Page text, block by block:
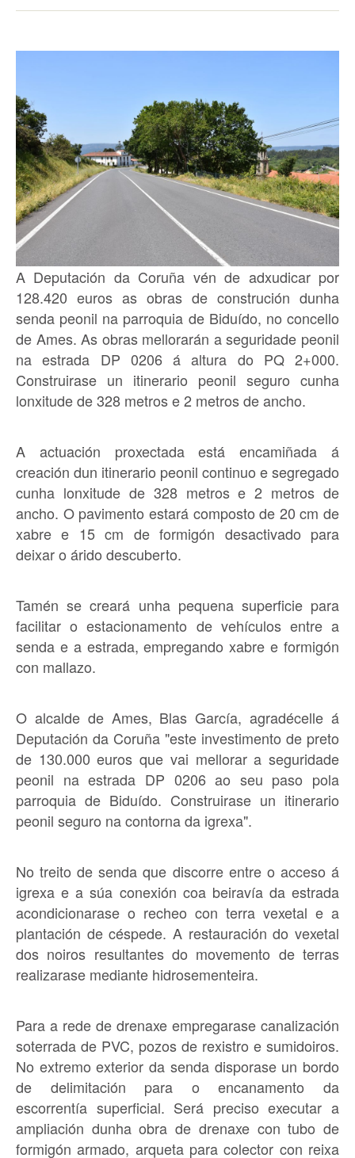
A Deputación da Coruña vén de adxudicar por
128.420 euros as obras de construción dunha
senda peonil na parroquia de Biduído, no concello
de Ames. As obras mellorarán a seguridade peonil
na estrada DP 0206 á altura do PQ 2+000.
Construirase un itinerario peonil seguro cunha
lonxitude de 328 metros e 2 metros de ancho.
A actuación proxectada está encamiñada á
creación dun itinerario peonil continuo e segregado
cunha lonxitude de 328 metros e 2 metros de
ancho. O pavimento estará composto de 20 cm de
xabre e 15 cm de formigón desactivado para
deixar o árido descuberto.
Tamén se creará unha pequena superficie para
facilitar o estacionamento de vehículos entre a
senda e a estrada, empregando xabre e formigón
con mallazo.
O alcalde de Ames, Blas García, agradécelle á
Deputación da Coruña "este investimento de preto
de 130.000 euros que vai mellorar a seguridade
peonil na estrada DP 0206 ao seu paso pola
parroquia de Biduído. Construirase un itinerario
peonil seguro na contorna da igrexa".
No treito de senda que discorre entre o acceso á
igrexa e a súa conexión coa beiravía da estrada
acondicionarase o recheo con terra vexetal e a
plantación de céspede. A restauración do vexetal
dos noiros resultantes do movemento de terras
realizarase mediante hidrosementeira.
Para a rede de drenaxe empregarase canalización
soterrada de PVC, pozos de rexistro e sumidoiros.
No extremo exterior da senda disporase un bordo
de delimitación para o encanamento da
escorrentía superficial. Será preciso executar a
ampliación dunha obra de drenaxe con tubo de
formigón armado, arqueta para colector con reixa